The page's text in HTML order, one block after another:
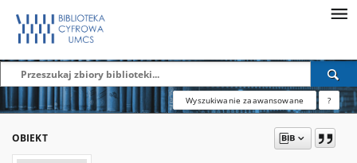
Wyszukiwanie zaawansowane ?
OBIEKT